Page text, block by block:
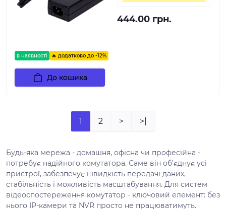
в наявності 🔥 додатково до -12%
444.00 грн.
До кошика
1 2 > >|
Будь-яка мережа - домашня, офісна чи професійна -
потребує надійного комутатора. Саме він об’єднує усі
пристрої, забезпечує швидкість передачі даних,
стабільність і можливість масштабування. Для систем
відеоспостереження комутатор - ключовий елемент: без
нього IP-камери та NVR просто не працюватимуть.